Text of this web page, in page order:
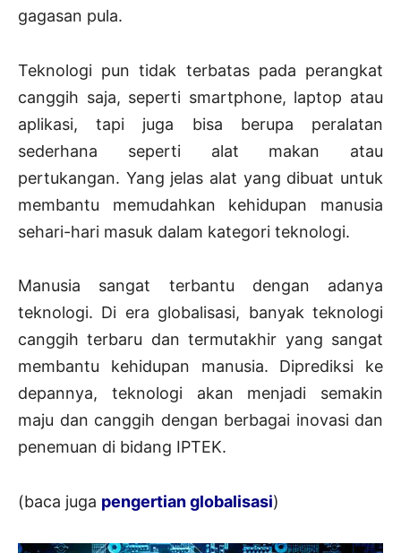
gagasan pula.
Teknologi pun tidak terbatas pada perangkat
canggih saja, seperti smartphone, laptop atau
aplikasi, tapi juga bisa berupa peralatan
sederhana seperti alat makan atau
pertukangan. Yang jelas alat yang dibuat untuk
membantu memudahkan kehidupan manusia
sehari-hari masuk dalam kategori teknologi.
Manusia sangat terbantu dengan adanya
teknologi. Di era globalisasi, banyak teknologi
canggih terbaru dan termutakhir yang sangat
membantu kehidupan manusia. Diprediksi ke
depannya, teknologi akan menjadi semakin
maju dan canggih dengan berbagai inovasi dan
penemuan di bidang IPTEK.
(baca juga pengertian globalisasi)